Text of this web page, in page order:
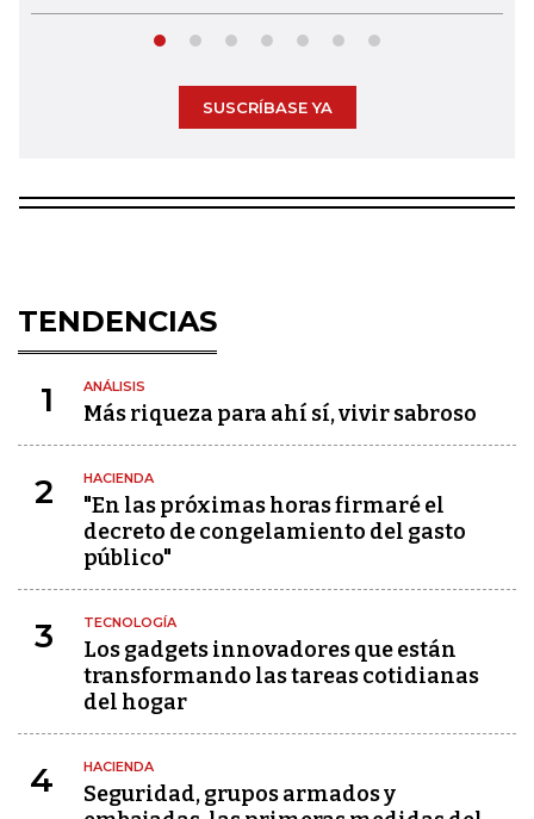
SUSCRÍBASE YA
TENDENCIAS
1 ANÁLISIS
Más riqueza para ahí sí, vivir sabroso
2 HACIENDA
"En las próximas horas firmaré el
decreto de congelamiento del gasto
público"
3 TECNOLOGÍA
Los gadgets innovadores que están
transformando las tareas cotidianas
del hogar
4 HACIENDA
Seguridad, grupos armados y